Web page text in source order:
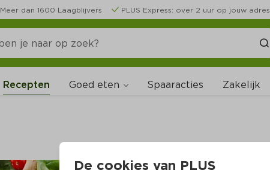
Meer dan 1600 Laagblijvers PLUS Express: over 2 uur op jouw adres
Recepten Goed eten Spaaracties Zakelijk
De cookies van PLUS